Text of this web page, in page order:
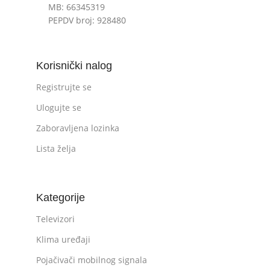
MB: 66345319
PEPDV broj: 928480
Korisnički nalog
Registrujte se
Ulogujte se
Zaboravljena lozinka
Lista želja
Kategorije
Televizori
Klima uređaji
Pojačivači mobilnog signala